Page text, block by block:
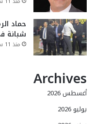
حماد
شبانة
منذ 11 ساعة
Archives
أغسطس 2026
يوليو 2026